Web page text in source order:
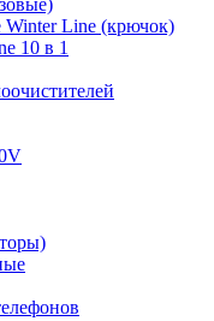
Winter Line (крючок)
10 в 1